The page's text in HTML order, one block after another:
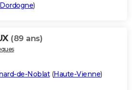
Dordogne)
(89 ans)
de-Noblat(Haute-Vienne)